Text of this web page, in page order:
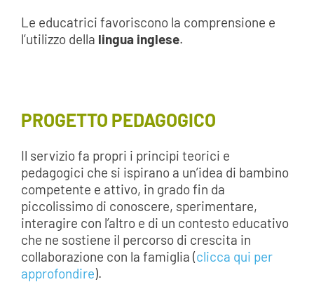
Le educatrici favoriscono la comprensione e
l’utilizzo della lingua inglese.
PROGETTO PEDAGOGICO
Il servizio fa propri i principi teorici e
pedagogici che si ispirano a un’idea di bambino
competente e attivo, in grado fin da
piccolissimo di conoscere, sperimentare,
interagire con l’altro e di un contesto educativo
che ne sostiene il percorso di crescita in
collaborazione con la famiglia (clicca qui per
approfondire).